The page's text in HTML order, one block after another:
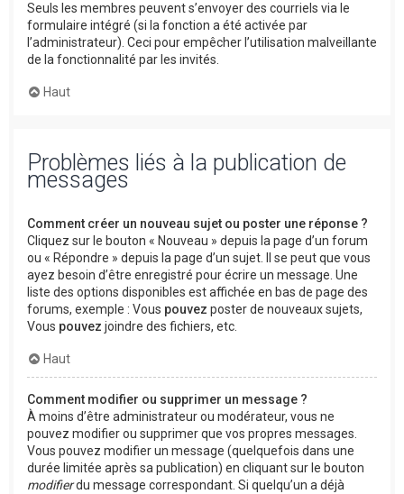
Seuls les membres peuvent s’envoyer des courriels via le
formulaire intégré (si la fonction a été activée par
l’administrateur). Ceci pour empêcher l’utilisation malveillante
de la fonctionnalité par les invités.
Haut
Problèmes liés à la publication de
messages
Comment créer un nouveau sujet ou poster une réponse ?
Cliquez sur le bouton « Nouveau » depuis la page d’un forum
ou « Répondre » depuis la page d’un sujet. Il se peut que vous
ayez besoin d’être enregistré pour écrire un message. Une
liste des options disponibles est affichée en bas de page des
forums, exemple : Vous pouvez poster de nouveaux sujets,
Vous pouvez joindre des fichiers, etc.
Haut
Comment modifier ou supprimer un message ?
À moins d’être administrateur ou modérateur, vous ne
pouvez modifier ou supprimer que vos propres messages.
Vous pouvez modifier un message (quelquefois dans une
durée limitée après sa publication) en cliquant sur le bouton
modifierdu message correspondant. Si quelqu’un a déjà